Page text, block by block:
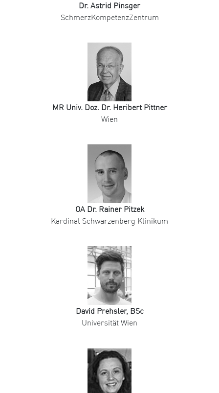
Dr. Astrid Pinsger
SchmerzKompetenzZentrum
MR Univ. Doz. Dr. Heribert Pittner
Wien
OA Dr. Rainer Pitzek
Kardinal Schwarzenberg Klinikum
David Prehsler, BSc
Universität Wien